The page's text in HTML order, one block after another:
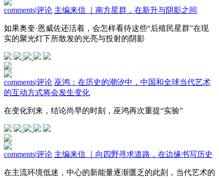
comments|评论 主编来信 ｜南方星群，在新升与阴影之间
如果奥奎·恩威佐还活着，会怎样看待这些“后殖民星群”在现
实的聚光灯下所散发的光亮与投射的阴影
comments|评论 巫鸿：在历史的潮汐中，中国和全球当代艺术
的互动方式将会发生变化
在变化到来，结论尚早的时刻，巫鸿再次重提“实验”
comments|评论 主编来信 ｜向四野寻求道路，在边缘书写历史
在主流环境低迷，中心的新能量逐渐匮乏的此刻，当代艺术的